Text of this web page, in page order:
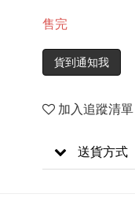
售完
貨到通知我
加入追蹤清單
送貨方式